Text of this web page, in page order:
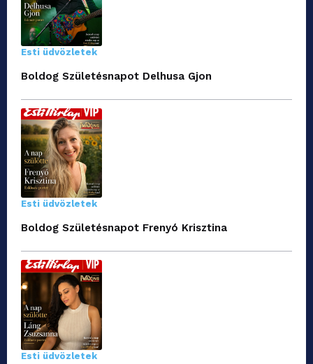
Esti üdvözletek
Boldog Születésnapot Delhusa Gjon
Esti üdvözletek
Boldog Születésnapot Frenyó Krisztina
Esti üdvözletek